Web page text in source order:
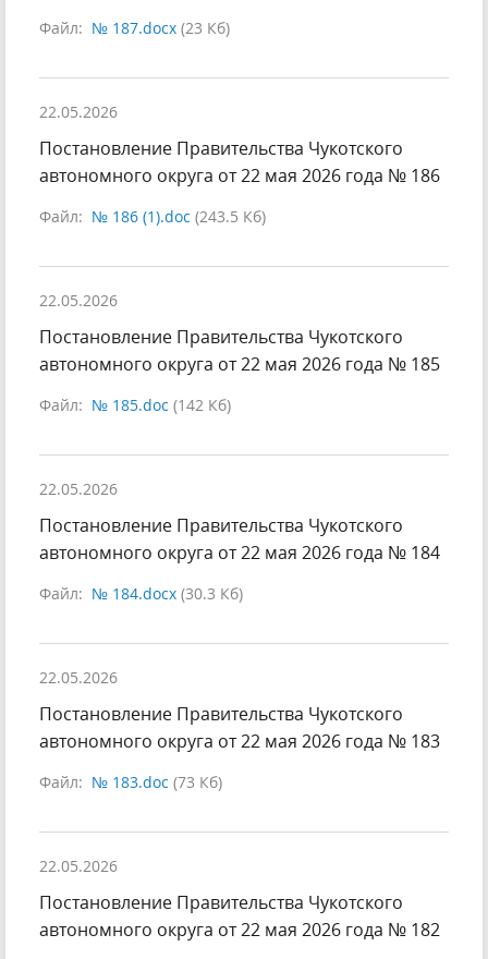
Файл: № 187.docx (23 Кб)
22.05.2026
Постановление Правительства Чукотского
автономного округа от 22 мая 2026 года № 186
Файл: № 186 (1).doc (243.5 Кб)
22.05.2026
Постановление Правительства Чукотского
автономного округа от 22 мая 2026 года № 185
Файл: № 185.doc (142 Кб)
22.05.2026
Постановление Правительства Чукотского
автономного округа от 22 мая 2026 года № 184
Файл: № 184.docx (30.3 Кб)
22.05.2026
Постановление Правительства Чукотского
автономного округа от 22 мая 2026 года № 183
Файл: № 183.doc (73 Кб)
22.05.2026
Постановление Правительства Чукотского
автономного округа от 22 мая 2026 года № 182